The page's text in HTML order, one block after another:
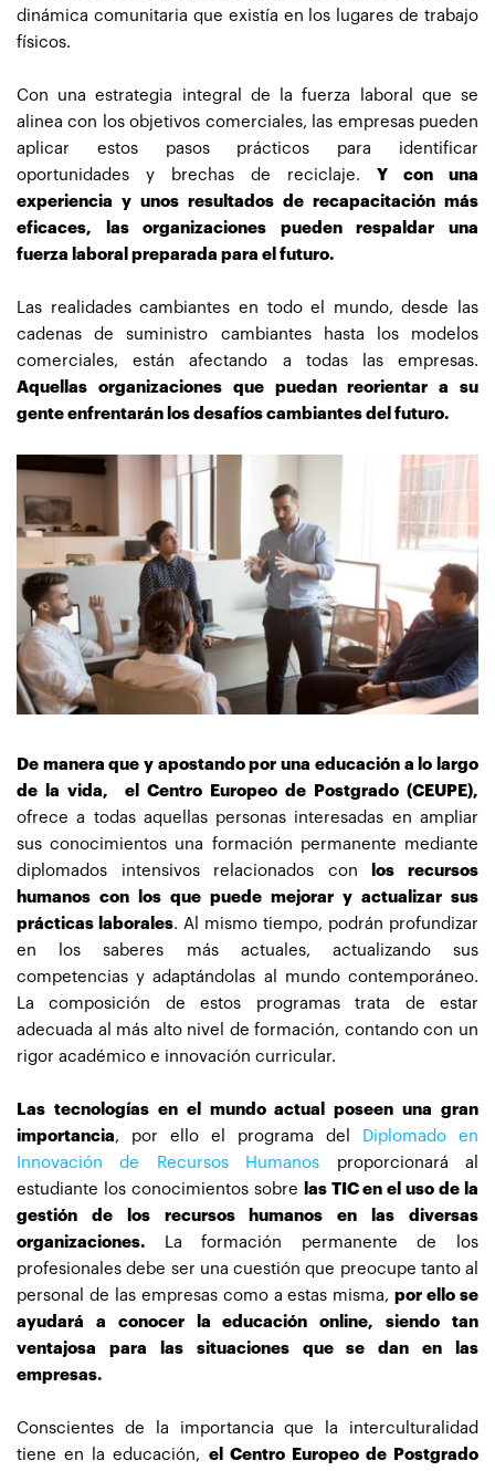
dinámica comunitaria que existía en los lugares de trabajo
físicos.
Con una estrategia integral de la fuerza laboral que se
alinea con los objetivos comerciales, las empresas pueden
aplicar estos pasos prácticos para identificar
oportunidades y brechas de reciclaje. Y con una
experiencia y unos resultados de recapacitación más
eficaces, las organizaciones pueden respaldar una
fuerza laboral preparada para el futuro.
Las realidades cambiantes en todo el mundo, desde las
cadenas de suministro cambiantes hasta los modelos
comerciales, están afectando a todas las empresas.
Aquellas organizaciones que puedan reorientar a su
gente enfrentarán los desafíos cambiantes del futuro.
De manera que y apostando por una educación a lo largo
de la vida, el Centro Europeo de Postgrado (CEUPE),
ofrece a todas aquellas personas interesadas en ampliar
sus conocimientos una formación permanente mediante
diplomados intensivos relacionados con
los recursos
humanos con los que puede mejorar y actualizar sus
prácticas laborales. Al mismo tiempo, podrán profundizar
en los saberes más actuales, actualizando sus
competencias y adaptándolas al mundo contemporáneo.
La composición de estos programas trata de estar
adecuada al más alto nivel de formación, contando con un
rigor académico e innovación curricular.
Las tecnologías en el mundo actual poseen una gran
importancia, por ello el programa del
Diplomado en
Innovación de Recursos Humanos proporcionará al
estudiante los conocimientos sobre
las TIC en el uso de la
gestión de los recursos humanos en las diversas
organizaciones. La formación permanente de los
profesionales debe ser una cuestión que preocupe tanto al
personal de las empresas como a estas misma,por ello se
ayudará a conocer la educación online, siendo tan
ventajosa para las situaciones que se dan en las
empresas.
Conscientes de la importancia que la interculturalidad
tiene en la educación, el Centro Europeo de Postgrado